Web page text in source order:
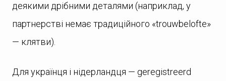
деякими дрібними деталями (наприклад, у
партнерстві немає традиційного «trouwbelofte»
— клятви).
Для українця і нідерландця — geregistreerd